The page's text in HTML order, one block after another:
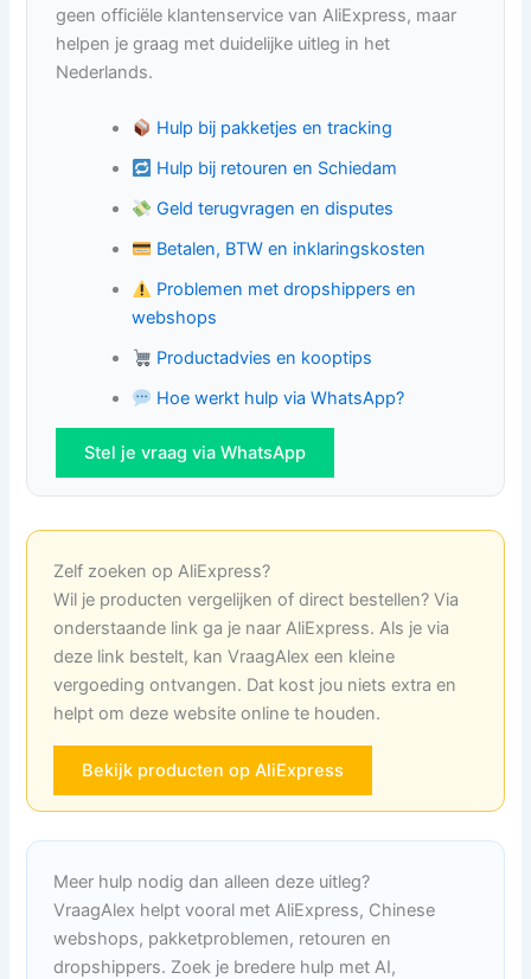
geen officiële klantenservice van AliExpress, maar
helpen je graag met duidelijke uitleg in het
Nederlands.
Hulp bij pakketjes en tracking
Hulp bij retouren en Schiedam
Geld terugvragen en disputes
Betalen, BTW en inklaringskosten
Problemen met dropshippers en
webshops
Productadvies en kooptips
Hoe werkt hulp via WhatsApp?
Stel je vraag via WhatsApp
Zelf zoeken op AliExpress?
Wil je producten vergelijken of direct bestellen? Via
onderstaande link ga je naar AliExpress. Als je via
deze link bestelt, kan VraagAlex een kleine
vergoeding ontvangen. Dat kost jou niets extra en
helpt om deze website online te houden.
Bekijk producten op AliExpress
Meer hulp nodig dan alleen deze uitleg?
VraagAlex helpt vooral met AliExpress, Chinese
webshops, pakketproblemen, retouren en
dropshippers. Zoek je bredere hulp met AI,